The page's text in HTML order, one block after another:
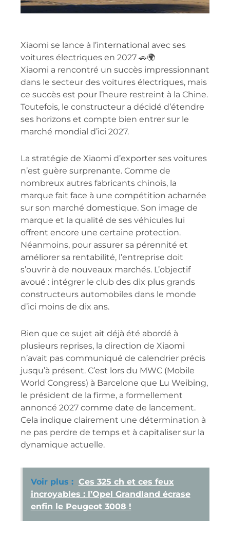
Xiaomi se lance à l’international avec ses
voitures électriques en 2027 🚗🌍
Xiaomi a rencontré un succès impressionnant
dans le secteur des voitures électriques, mais
ce succès est pour l’heure restreint à la Chine.
Toutefois, le constructeur a décidé d’étendre
ses horizons et compte bien entrer sur le
marché mondial d’ici 2027.
La stratégie de Xiaomi d’exporter ses voitures
n’est guère surprenante. Comme de
nombreux autres fabricants chinois, la
marque fait face à une compétition acharnée
sur son marché domestique. Son image de
marque et la qualité de ses véhicules lui
offrent encore une certaine protection.
Néanmoins, pour assurer sa pérennité et
améliorer sa rentabilité, l’entreprise doit
s’ouvrir à de nouveaux marchés. L’objectif
avoué : intégrer le club des dix plus grands
constructeurs automobiles dans le monde
d’ici moins de dix ans.
Bien que ce sujet ait déjà été abordé à
plusieurs reprises, la direction de Xiaomi
n’avait pas communiqué de calendrier précis
jusqu’à présent. C’est lors du MWC (Mobile
World Congress) à Barcelone que Lu Weibing,
le président de la firme, a formellement
annoncé 2027 comme date de lancement.
Cela indique clairement une détermination à
ne pas perdre de temps et à capitaliser sur la
dynamique actuelle.
Voir plus : Ces 325 ch et ces feux
incroyables : l’Opel Grandland écrase
enfin le Peugeot 3008 !